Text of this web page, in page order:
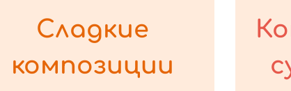
Сладкие
композиции